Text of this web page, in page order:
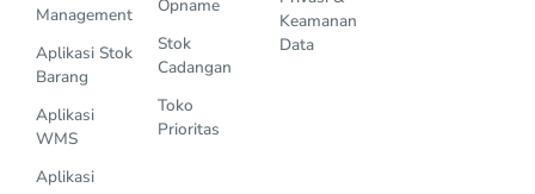
Management
Aplikasi Stok
Barang
Aplikasi
WMS
Aplikasi
Opname
Stok
Cadangan
Toko
Prioritas
Keamanan
Data